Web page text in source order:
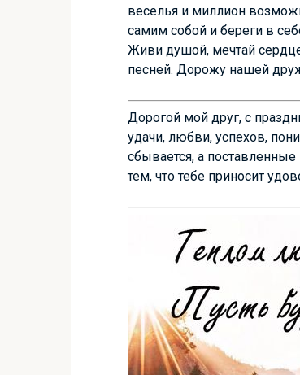
веселья и миллион
самим собой и береги в
Живи душой, мечтай
песней. Дорожу нашей
Дорогой мой друг, с
удачи, любви, успехов,
сбывается, а
тем, что тебе приносит